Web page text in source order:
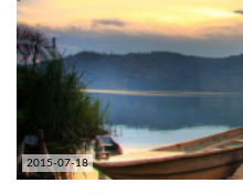
2015-07-18